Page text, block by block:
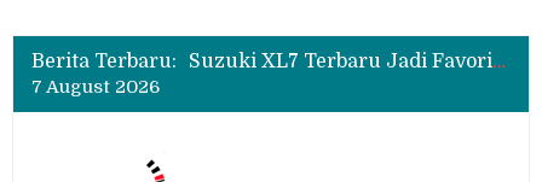
Berita Terbaru:
Promo Servis Mitsubishi Agustus 2026, Ada Diskon ESP dan Bodi & Cat Kilau Merdeka
Suzuki XL7 Terbaru Jadi Favorit Test Drive di GIIAS 2026, Ini Fitur yang Paling Dipuji
Promo Servis Mitsubishi Agustus 2026, Ada Diskon ESP dan Bodi & Cat Kilau Merdeka
7 August 2026